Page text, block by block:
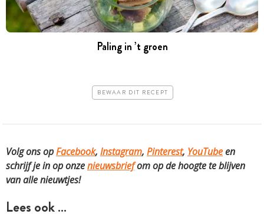
Paling in ’t groen
BEWAAR DIT RECEPT
Volg ons opFacebook, Instagram, Pinterest, YouTubeen
schrijf je in op onzenieuwsbriefom op de hoogte te blijven
van alle nieuwtjes!
Lees ook …